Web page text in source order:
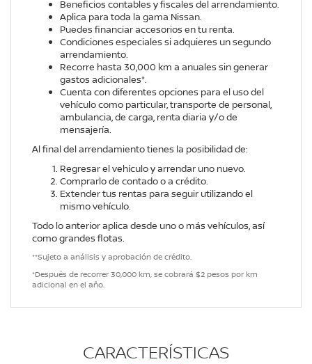
Beneficios contables y fiscales del arrendamiento.
Aplica para toda la gama Nissan.
Puedes financiar accesorios en tu renta.
Condiciones especiales si adquieres un segundo
arrendamiento.
Recorre hasta 30,000 km a anuales sin generar
gastos adicionales*.
Cuenta con diferentes opciones para el uso del
vehículo como particular, transporte de personal,
ambulancia, de carga, renta diaria y/o de
mensajería.
Al final del arrendamiento tienes la posibilidad de:
Regresar el vehículo y arrendar uno nuevo.
Comprarlo de contado o a crédito.
Extender tus rentas para seguir utilizando el
mismo vehículo.
Todo lo anterior aplica desde uno o más vehículos, así
como grandes flotas.
**Sujeto a análisis y aprobación de crédito.
*Después de recorrer 30,000 km, se cobrará $2 pesos por km
adicional en el año.
CARACTERÍSTICAS